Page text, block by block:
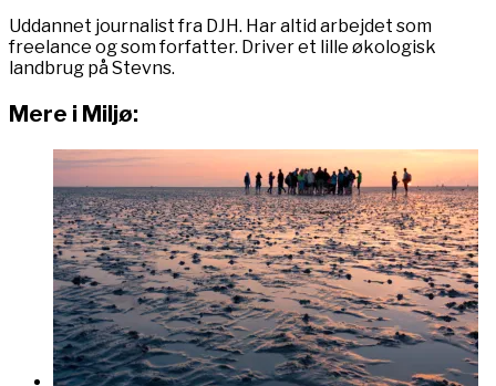
Uddannet journalist fra DJH. Har altid arbejdet som
freelance og som forfatter. Driver et lille økologisk
landbrug på Stevns.
Mere i Miljø: